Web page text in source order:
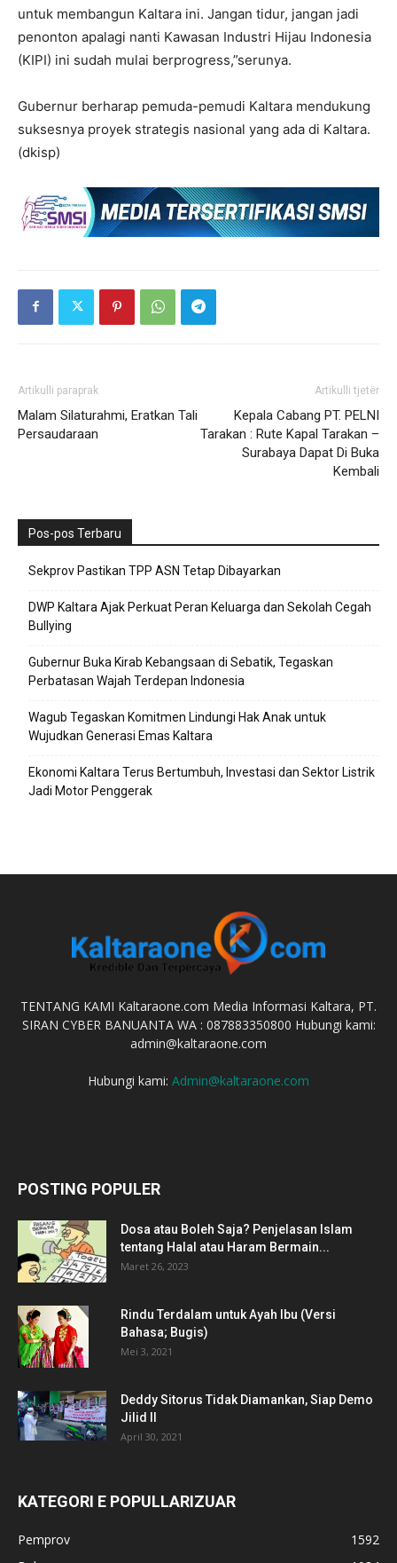
untuk membangun Kaltara ini. Jangan tidur, jangan jadi
penonton apalagi nanti Kawasan Industri Hijau Indonesia
(KIPI) ini sudah mulai berprogress,”serunya.
Gubernur berharap pemuda-pemudi Kaltara mendukung
suksesnya proyek strategis nasional yang ada di Kaltara.
(dkisp)
Artikulli paraprak
Malam Silaturahmi, Eratkan Tali
Persaudaraan
Artikulli tjetër
Kepala Cabang PT. PELNI
Tarakan : Rute Kapal Tarakan –
Surabaya Dapat Di Buka
Kembali
Pos-pos Terbaru
Sekprov Pastikan TPP ASN Tetap Dibayarkan
DWP Kaltara Ajak Perkuat Peran Keluarga dan Sekolah Cegah
Bullying
Gubernur Buka Kirab Kebangsaan di Sebatik, Tegaskan
Perbatasan Wajah Terdepan Indonesia
Wagub Tegaskan Komitmen Lindungi Hak Anak untuk
Wujudkan Generasi Emas Kaltara
Ekonomi Kaltara Terus Bertumbuh, Investasi dan Sektor Listrik
Jadi Motor Penggerak
TENTANG KAMI Kaltaraone.com Media Informasi Kaltara, PT.
SIRAN CYBER BANUANTA WA : 087883350800 Hubungi kami:
admin@kaltaraone.com
Hubungi kami: Admin@kaltaraone.com
POSTING POPULER
Dosa atau Boleh Saja? Penjelasan Islam
tentang Halal atau Haram Bermain...
Maret 26, 2023
Rindu Terdalam untuk Ayah Ibu (Versi
Bahasa; Bugis)
Mei 3, 2021
Deddy Sitorus Tidak Diamankan, Siap Demo
Jilid II
April 30, 2021
KATEGORI E POPULLARIZUAR
Pemprov
1592